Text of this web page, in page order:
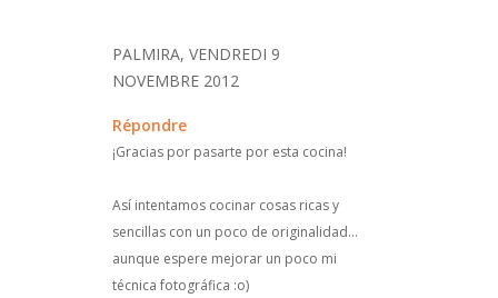
PALMIRA, VENDREDI 9
NOVEMBRE 2012
Répondre
¡Gracias por pasarte por esta cocina!
Así intentamos cocinar cosas ricas y
sencillas con un poco de originalidad...
aunque espere mejorar un poco mi
técnica fotográfica :o)